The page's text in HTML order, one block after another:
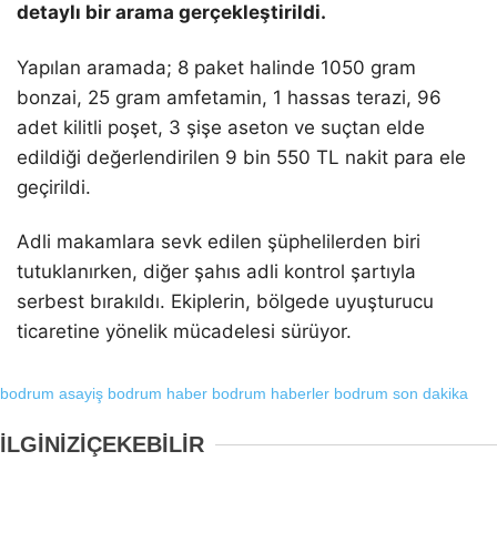
detaylı bir arama gerçekleştirildi.
Yapılan aramada; 8 paket halinde 1050 gram
bonzai, 25 gram amfetamin, 1 hassas terazi, 96
adet kilitli poşet, 3 şişe aseton ve suçtan elde
edildiği değerlendirilen 9 bin 550 TL nakit para ele
geçirildi.
Adli makamlara sevk edilen şüphelilerden biri
tutuklanırken, diğer şahıs adli kontrol şartıyla
serbest bırakıldı. Ekiplerin, bölgede uyuşturucu
ticaretine yönelik mücadelesi sürüyor.
bodrum asayiş bodrum haber bodrum haberler bodrum son dakika
İLGİNİZİÇEKEBİLİR